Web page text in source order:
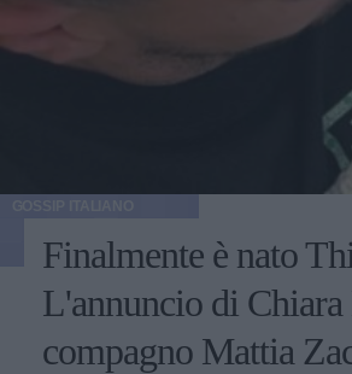
Finalmente è nato
L'annuncio di Chiara
compagno Mattia